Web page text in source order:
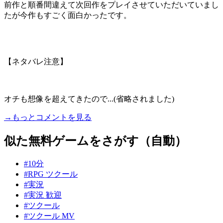
前作と順番間違えて次回作をプレイさせていただいていまし
たが今作もすごく面白かったです。
【ネタバレ注意】
オチも想像を超えてきたので...(省略されました)
→もっとコメントを見る
似た無料ゲームをさがす（自動）
#10分
#RPG ツクール
#実況
#実況 歓迎
#ツクール
#ツクール MV